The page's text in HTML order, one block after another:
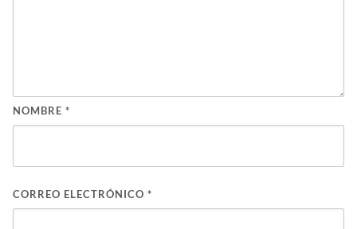
NOMBRE *
CORREO ELECTRÓNICO *